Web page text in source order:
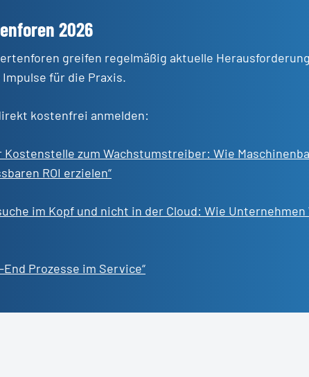
2026
greifen regelmäßig aktuelle
für die Praxis.
kostenfrei anmelden:
Kostenstelle zum Wachstumstreiber: Wie
ROI erzielen“
im Kopf und nicht in der Cloud: Wie
End Prozesse im Service“